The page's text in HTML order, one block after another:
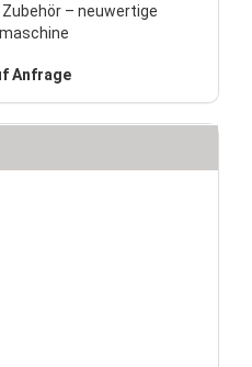
– neuwertige
Anfrage